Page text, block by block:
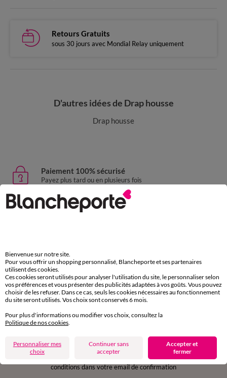
Retours Gratuits
sous 30 jours avec Mondial Relay uniquement
D'autres idées de Drap housse
Drap housse
Paiement 100% sécurisé
Payez plus tard ou en plusieurs fois
Livraison express
sous 30 jours avec Mondial Relay uniquement
Service clients
par chat et par téléphone
de 8h00 à 20h00 du lundi au samedi
en vous inscrivant à la newsletter
conditions dans votre email de confirmation
Bienvenue sur notre site.
Pour vous offrir un shopping personnalisé, Blancheporte et ses partenaires
utilisent des cookies.
Ces cookies seront utilisés pour analyser l'utilisation du site, le personnaliser selon
vos préférences et vous présenter des publicités adaptées à vos goûts. Vous pouvez
choisir de les refuser. Dans ce cas, seuls les cookies nécessaires au fonctionnement
du site seront utilisés. Vos choix sont conservés 6 mois.
Pour plus d'informations ou modifier vos choix, consultez la
Politique de nos cookies
Personnaliser mes
choix
Continuer sans
accepter
Accepter et
fermer